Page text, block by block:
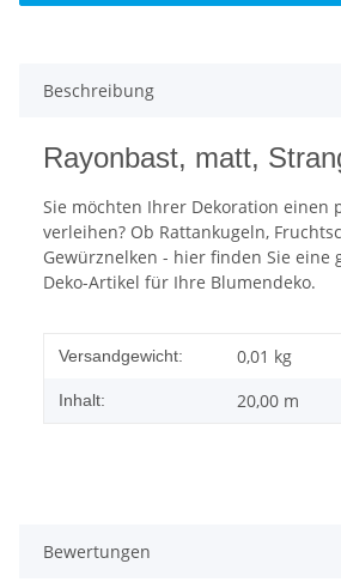
Beschreibung
Rayonbast, matt,
Sie möchten Ihrer Dekoration einen
verleihen? Ob Rattankugeln,
Gewürznelken - hier finden Sie eine
Deko-Artikel für Ihre Blumendeko.
Versandgewicht: 0,01 kg
Inhalt: 20,00 m
Bewertungen